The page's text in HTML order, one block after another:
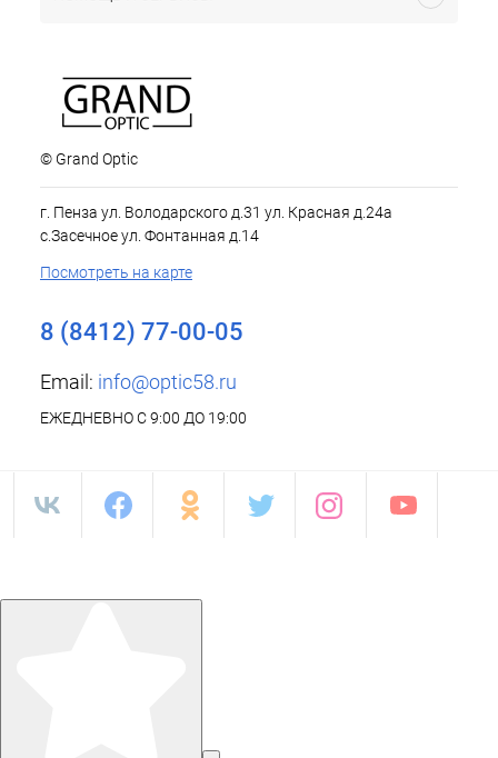
© Grand Optic
г. Пенза ул. Володарского д.31 ул. Красная д.24а
с.Засечное ул. Фонтанная д.14
Посмотреть на карте
8 (8412) 77-00-05
Email: info@optic58.ru
ЕЖЕДНЕВНО С 9:00 ДО 19:00